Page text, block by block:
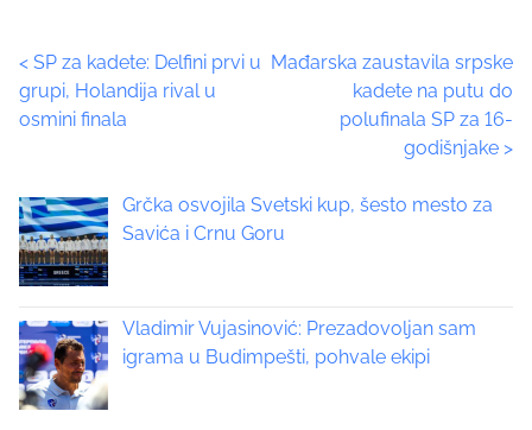
h
i
s
s
t
o
n
:
P
o
t
s
a
v
< SP za kadete: Delfini prvi u
grupi, Holandija rival u
osmini finala
Mađarska zaustavila srpske
kadete na putu do
polufinala SP za 16-
godišnjake >
Grčka osvojila Svetski kup, šesto mesto za
Savića i Crnu Goru
Vladimir Vujasinović: Prezadovoljan sam
igrama u Budimpešti, pohvale ekipi